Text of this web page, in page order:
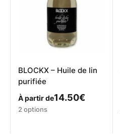
BLOCKX – Huile de lin
purifiée
À partir de14.50€
Ce
2 options